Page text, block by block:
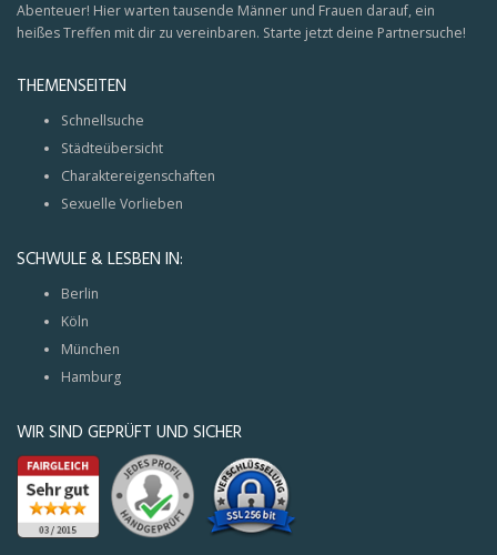
Abenteuer! Hier warten tausende Männer und Frauen darauf, ein
heißes Treffen mit dir zu vereinbaren. Starte jetzt deine Partnersuche!
THEMENSEITEN
Schnellsuche
Städteübersicht
Charaktereigenschaften
Sexuelle Vorlieben
SCHWULE & LESBEN IN:
Berlin
Köln
München
Hamburg
WIR SIND GEPRÜFT UND SICHER